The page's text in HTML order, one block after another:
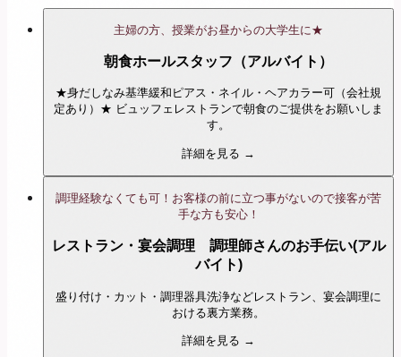
主婦の方、授業がお昼からの大学生に★
朝食ホールスタッフ（アルバイト）
★身だしなみ基準緩和ピアス・ネイル・ヘアカラー可（会社規
定あり）★ ビュッフェレストランで朝食のご提供をお願いしま
す。
詳細を見る →
調理経験なくても可！お客様の前に立つ事がないので接客が苦
手な方も安心！
レストラン・宴会調理 調理師さんのお手伝い(アル
バイト)
盛り付け・カット・調理器具洗浄などレストラン、宴会調理に
おける裏方業務。
詳細を見る →